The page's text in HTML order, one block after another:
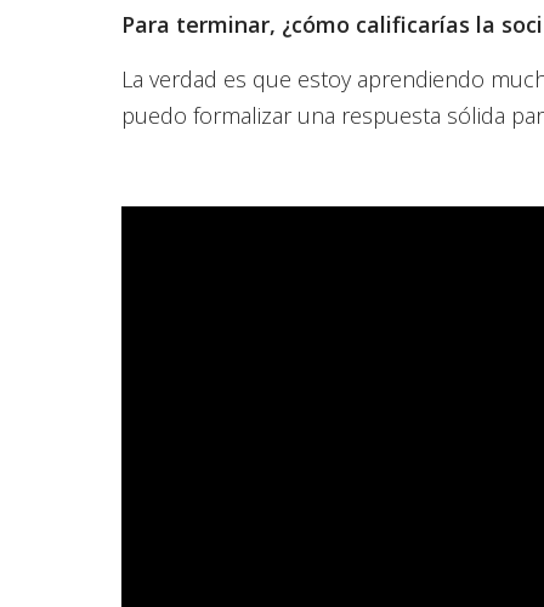
Para terminar, ¿cómo calificarías la
La verdad es que estoy aprendiendo
puedo formalizar una respuesta sólida